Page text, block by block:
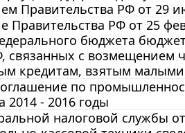
Правительства РФ от 29
Правительства РФ от 25
бюджета
связанных с возмещением
кредитам, взятым
по
2014 - 2016 годы
налоговой службы